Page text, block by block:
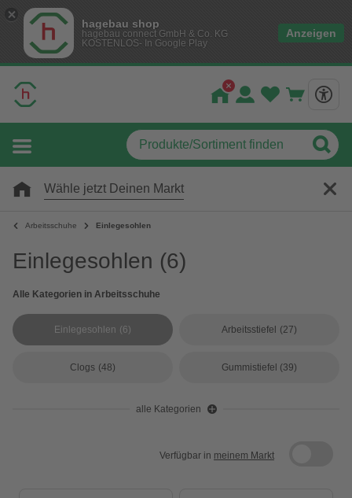
hagebau shop
hagebau connect GmbH & Co. KG
KOSTENLOS- In Google Play
Anzeigen
Wähle jetzt Deinen Markt
Arbeitsschuhe Einlegesohlen
Einlegesohlen (6)
Alle Kategorien in Arbeitsschuhe
Einlegesohlen (6) Arbeitsstiefel (27)
Clogs (48) Gummistiefel (39)
alle Kategorien
Verfügbar in meinem Markt